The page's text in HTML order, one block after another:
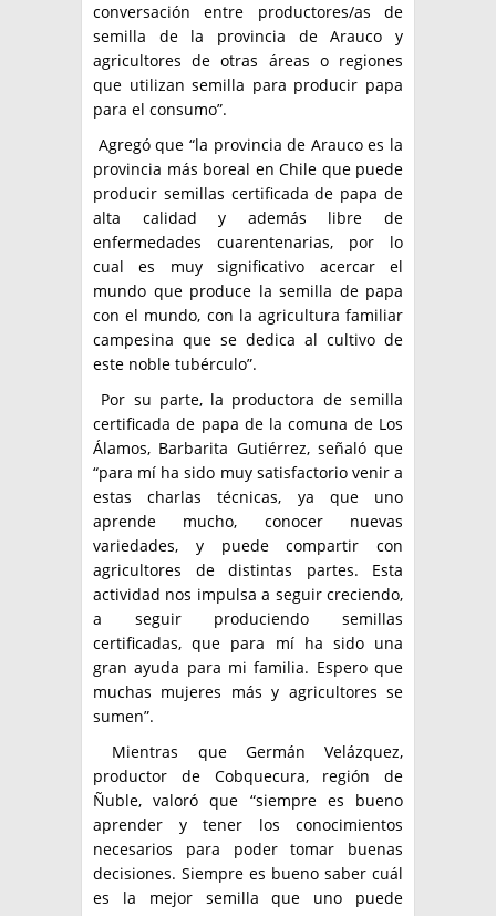
conversación entre productores/as de
semilla de la provincia de Arauco y
agricultores de otras áreas o regiones
que utilizan semilla para producir papa
para el consumo”.
Agregó que “la provincia de Arauco es la
provincia más boreal en Chile que puede
producir semillas certificada de papa de
alta calidad y además libre de
enfermedades cuarentenarias, por lo
cual es muy significativo acercar el
mundo que produce la semilla de papa
con el mundo, con la agricultura familiar
campesina que se dedica al cultivo de
este noble tubérculo”.
Por su parte, la productora de semilla
certificada de papa de la comuna de Los
Álamos, Barbarita Gutiérrez, señaló que
“para mí ha sido muy satisfactorio venir a
estas charlas técnicas, ya que uno
aprende mucho, conocer nuevas
variedades, y puede compartir con
agricultores de distintas partes. Esta
actividad nos impulsa a seguir creciendo,
a seguir produciendo semillas
certificadas, que para mí ha sido una
gran ayuda para mi familia. Espero que
muchas mujeres más y agricultores se
sumen”.
Mientras que Germán Velázquez,
productor de Cobquecura, región de
Ñuble, valoró que “siempre es bueno
aprender y tener los conocimientos
necesarios para poder tomar buenas
decisiones. Siempre es bueno saber cuál
es la mejor semilla que uno puede